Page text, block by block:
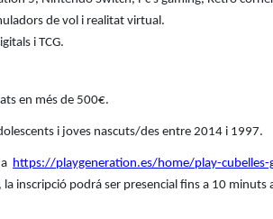
de vol i realitat virtual.
i TCG.
en més de 500€.
i joves nascuts/des entre 2014 i 1997.
https://playgeneration.es/home/play-cubelles-
la inscripció podrá ser presencial fins a 10 minuts